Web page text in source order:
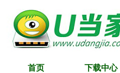
首页 下载中心